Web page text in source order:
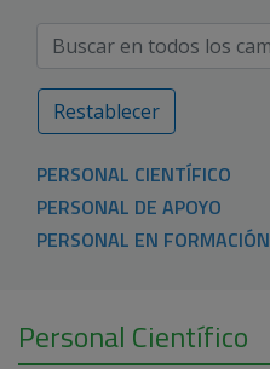
Restablecer
PERSONAL CIENTÍFICO
PERSONAL DE APOYO
PERSONAL EN FORMACIÓN
Personal Científico